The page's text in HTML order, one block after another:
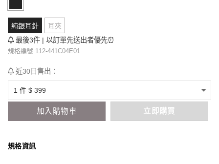
純銀耳針
耳夾
最後3件 | 以訂單先送出者優先⏰
規格編號 112-441C04E01
近30日售出：
加入購物車 立即購買
規格資訊